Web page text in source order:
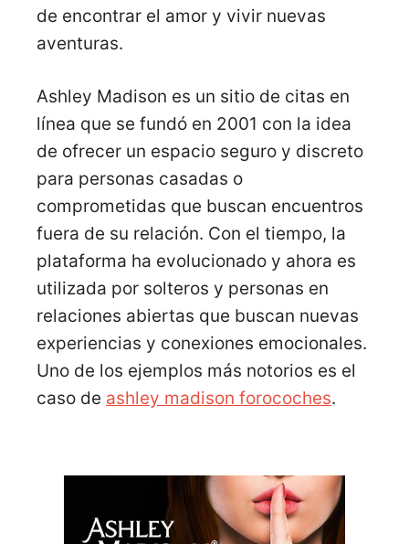
de encontrar el amor y vivir nuevas
aventuras.
Ashley Madison es un sitio de citas en
línea que se fundó en 2001 con la idea
de ofrecer un espacio seguro y discreto
para personas casadas o
comprometidas que buscan encuentros
fuera de su relación. Con el tiempo, la
plataforma ha evolucionado y ahora es
utilizada por solteros y personas en
relaciones abiertas que buscan nuevas
experiencias y conexiones emocionales.
Uno de los ejemplos más notorios es el
caso de ashley madison forocoches.